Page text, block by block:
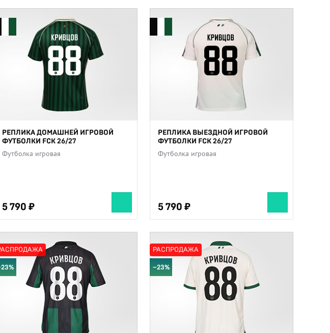
РЕПЛИКА ДОМАШНЕЙ ИГРОВОЙ
ФУТБОЛКИ FCK 26/27
Футболка игровая
5 790
5 790
РЕПЛИКА ВЫЕЗДНОЙ ИГРОВОЙ
ФУТБОЛКИ FCK 26/27
Футболка игровая
5 790
5 790
РАСПРОДАЖА
−23%